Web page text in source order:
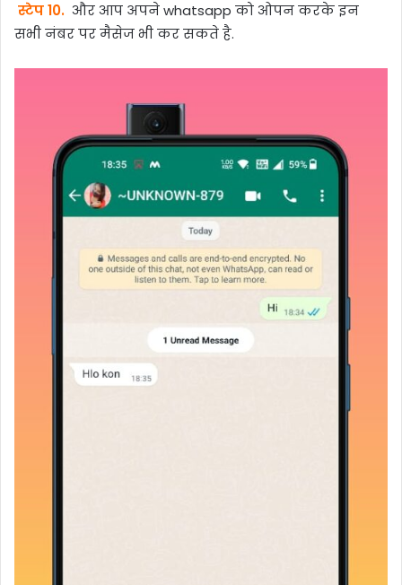
स्टेप 10. और आप अपने whatsapp को ओपन करके इन
सभी नंबर पर मैसेज भी कर सकते है.